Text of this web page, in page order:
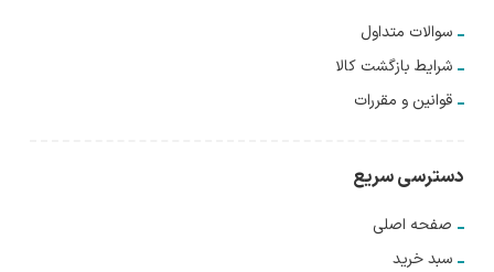
سوالات متداول
شرایط بازگشت کالا
قوانین و مقررات
دسترسی سریع
صفحه اصلی
سبد خرید